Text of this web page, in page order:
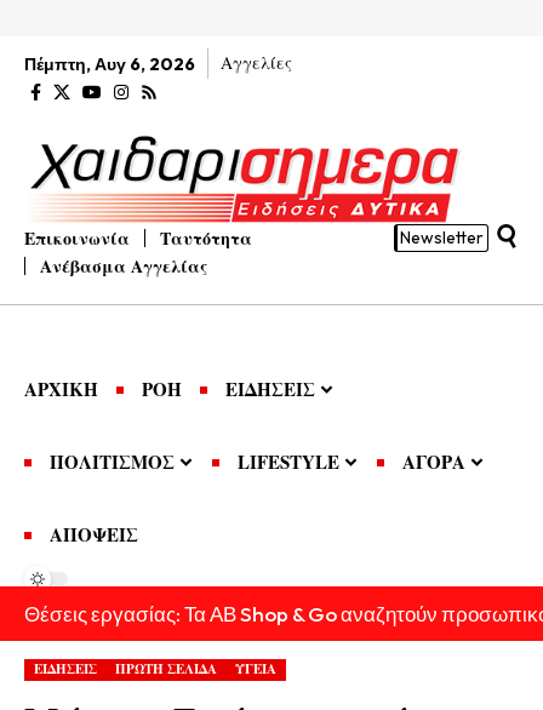
Πέμπτη, Αυγ 6, 2026 Αγγελίες
Επικοινωνία
Ταυτότητα
Ανέβασμα Αγγελίας
Newsletter
ΑΡΧΙΚΗ ΡΟΗ ΕΙΔΗΣΕΙΣ
ΠΟΛΙΤΙΣΜΟΣ LIFESTYLE ΑΓΟΡΑ
ΑΠΟΨΕΙΣ
Θέσεις εργασίας: Τα ΑΒ Shop & Go αναζητούν
ΕΙΔΗΣΕΙΣ ΠΡΩΤΗ ΣΕΛΙΔΑ ΥΓΕΙΑ